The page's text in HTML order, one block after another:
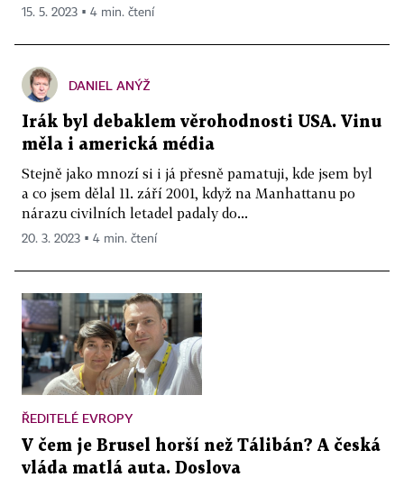
15. 5. 2023 ▪ 4 min. čtení
DANIEL ANÝŽ
Irák byl debaklem věrohodnosti USA. Vinu
měla i americká média
Stejně jako mnozí si i já přesně pamatuji, kde jsem byl
a co jsem dělal 11. září 2001, když na Manhattanu po
nárazu civilních letadel padaly do...
20. 3. 2023 ▪ 4 min. čtení
ŘEDITELÉ EVROPY
V čem je Brusel horší než Tálibán? A česká
vláda matlá auta. Doslova